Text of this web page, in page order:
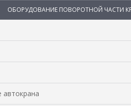
ОБОРУДОВАНИЕ ПОВОРОТНОЙ ЧАСТИ
автокрана